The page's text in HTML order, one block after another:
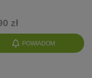
POWIADOM
zł